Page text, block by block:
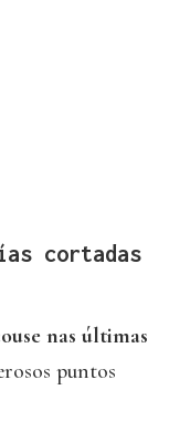
cortadas
nas últimas
puntos